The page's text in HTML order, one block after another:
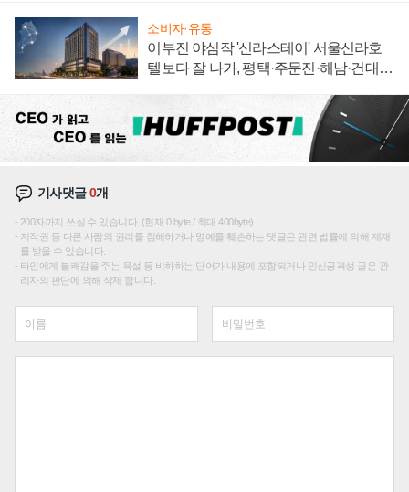
소비자·유통
이부진 야심작 '신라스테이' 서울신라호
텔보다 잘 나가, 평택·주문진·해남·건대로
기사댓글0개
200자까지 쓰실 수 있습니다. (현재 0 byte / 최대 400byte)
저작권 등 다른 사람의 권리를 침해하거나 명예를 훼손하는 댓글은 관련 법률에 의해 제재
를 받을 수 있습니다.
타인에게 불쾌감을 주는 욕설 등 비하하는 단어가 내용에 포함되거나 인신공격성 글은 관
리자의 판단에 의해 삭제 합니다.